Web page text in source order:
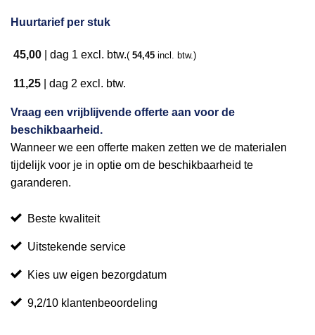
Huurtarief per stuk
45,00 dag 1 excl. btw.( 54,45 incl. btw.)
11,25 dag 2 excl. btw.
Vraag een vrijblijvende offerte aan voor de
beschikbaarheid.
Wanneer we een offerte maken zetten we de materialen
tijdelijk voor je in optie om de beschikbaarheid te
garanderen.
Beste kwaliteit
Uitstekende service
Kies uw eigen bezorgdatum
9,2/10 klantenbeoordeling